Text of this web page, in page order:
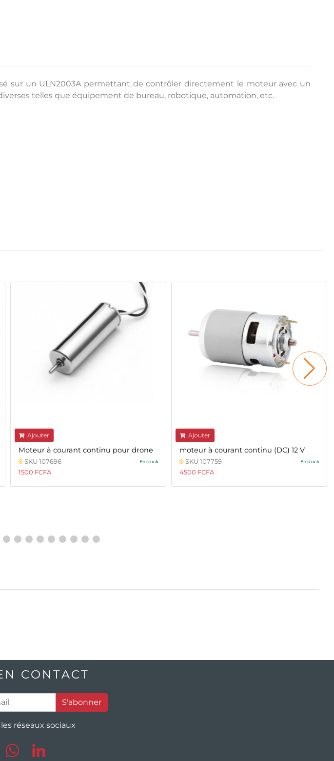
sur un ULN2003A permettant de contrôler directement le moteur avec un
telles que équipement de bureau, robotique, automation, etc.
Ajouter
Moteur à courant continu pour drone
SKU 107696 En stock
1500 FCFA
Ajouter
moteur à courant continu (DC) 12 V
SKU 107759 En stock
4500 FCFA
CONTACT
S'abonner
réseaux sociaux